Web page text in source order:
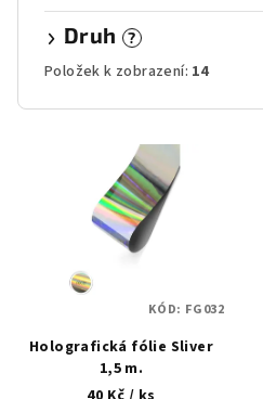
Druh ?
Položek k zobrazení: 14
Holografická fólie Sliver
1,5 m.
KÓD: FG032